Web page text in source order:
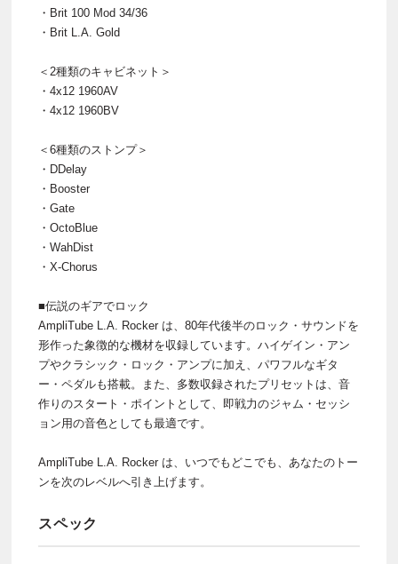
・Brit 100 Mod 34/36
・Brit L.A. Gold
＜2種類のキャビネット＞
・4x12 1960AV
・4x12 1960BV
＜6種類のストンプ＞
・DDelay
・Booster
・Gate
・OctoBlue
・WahDist
・X-Chorus
■伝説のギアでロック
AmpliTube L.A. Rocker は、80年代後半のロック・サウンドを
形作った象徴的な機材を収録しています。ハイゲイン・アン
プやクラシック・ロック・アンプに加え、パワフルなギタ
ー・ペダルも搭載。また、多数収録されたプリセットは、音
作りのスタート・ポイントとして、即戦力のジャム・セッシ
ョン用の音色としても最適です。
AmpliTube L.A. Rocker は、いつでもどこでも、あなたのトー
ンを次のレベルへ引き上げます。
スペック